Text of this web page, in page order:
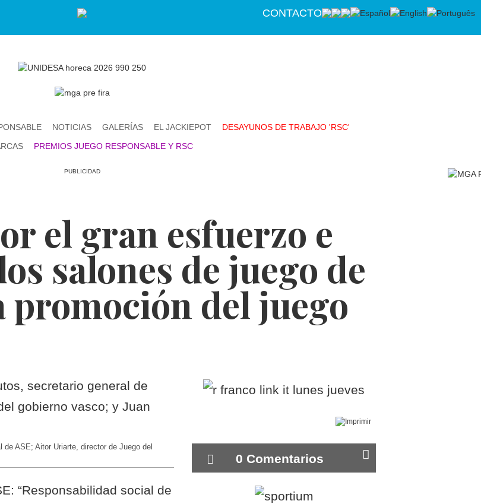
CONTACTO
NOTICIAS GALERÍAS EL JACKIEPOT
DESAYUNOS DE TRABAJO 'RSC'
PREMIOS JUEGO RESPONSABLE Y RSC
PUBLICIDAD
el gran esfuerzo e
salones de juego de
promoción del juego
ASE; Aitor Uriarte, director de Juego del
“Responsabilidad social de
0 Comentarios